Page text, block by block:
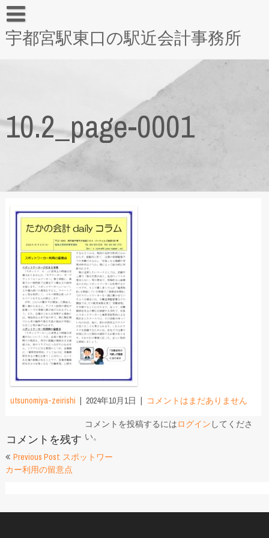
宇都宮駅東口の駅近会計事務所
10.2_page-0001
utsunomiya-zeirishi 2024年10月1日 コメントはまだありません
コメントを残す
コメントを投稿するにはログイン してくださ
い。
投
稿
ビ
Previous Post: スポットワー
カー利用の留意点